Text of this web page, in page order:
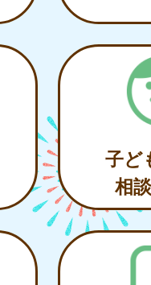
子ど
相